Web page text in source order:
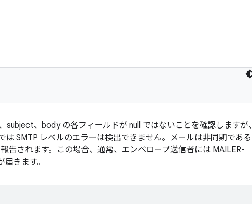
subject、body の各フィールドが null ではないことを確認しますが、
SMTP レベルのエラーは検出できません。メールは非同期である
告されます。この場合、通常、エンベロープ送信者には MAILER-
きます。